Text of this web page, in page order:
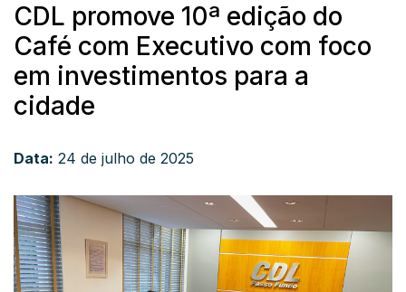
CDL promove 10ª edição do
Café com Executivo com foco
em investimentos para a
cidade
Data: 24 de julho de 2025